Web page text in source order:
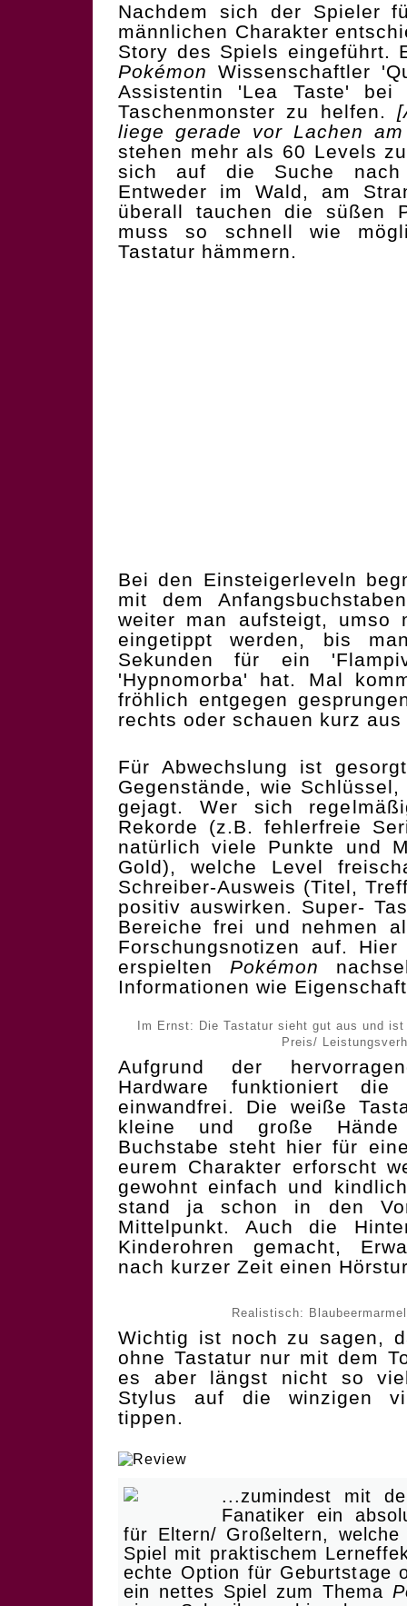
Nachdem sich der Spieler
männlichen Charakter
Story des Spiels eingeführt.
Pokémon Wissenschaftler
Assistentin 'Lea Taste' bei
Taschenmonster zu helfen.
liege gerade vor Lachen
stehen mehr als 60 Levels
sich auf die Suche
Entweder im Wald, am
überall tauchen die süßen
muss so schnell wie
Tastatur hämmern.
Bei den Einsteigerleveln
mit dem
weiter man aufsteigt, umso
eingetippt werden, bis
Sekunden für ein
'Hypnomorba' hat. Mal
fröhlich entgegen
rechts oder schauen kurz
Für Abwechslung ist
Gegenstände, wie
gejagt. Wer sich
Rekorde (z.B. fehlerfreie
natürlich viele Punkte und
Gold), welche Level
Schreiber-Ausweis (Titel,
positiv auswirken. Super-
Bereiche frei und nehmen
Forschungsnotizen auf.
erspielten Pokémon
Informationen wie
Im Ernst: Die Tastatur sieht gut aus und
Preis/
Aufgrund der
Hardware funktioniert
einwandfrei. Die weiße
kleine und große
Buchstabe steht hier für
eurem Charakter erforscht
gewohnt einfach und
stand ja schon in den
Mittelpunkt. Auch die
Kinderohren gemacht,
nach kurzer Zeit einen
Realistisch:
Wichtig ist noch zu sagen,
ohne Tastatur nur mit dem
es aber längst nicht so
Stylus auf die winzigen
tippen.
...zumindest mit
Fanatiker ein
für Eltern/ Großeltern,
Spiel mit praktischem
echte Option für Geburtstage
ein nettes Spiel zum Thema